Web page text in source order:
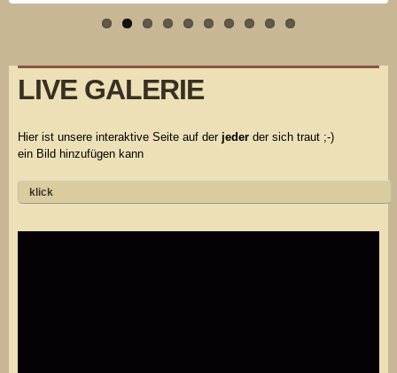
LIVE GALERIE
Hier ist unsere interaktive Seite auf der jeder der sich traut ;-)
ein Bild hinzufügen kann
klick